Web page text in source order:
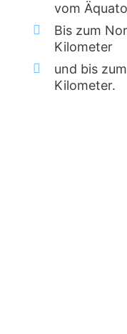
vom
Bis zum
Kilometer
und bis
Kilometer.